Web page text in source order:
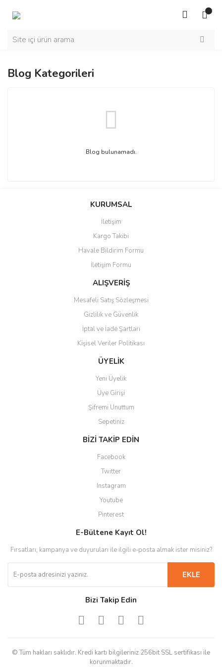
Blog Kategorileri
Blog bulunamadı.
KURUMSAL
İletişim
Kargo Takibi
Havale Bildirim Formu
İletişim Formu
ALIŞVERİŞ
Mesafeli Satış Sözleşmesi
Gizlilik ve Güvenlik
İptal ve İade Şartları
Kişisel Veriler Politikası
ÜYELİK
Yeni Üyelik
Üye Girişi
Şifremi Unuttum
Sepetiniz
BİZİ TAKİP EDİN
Facebook
Twitter
Instagram
Youtube
Pinterest
E-Bültene Kayıt Ol!
Fırsatları, kampanya ve duyuruları ile ilgili e-posta almak ister misiniz?
EKLE
Bizi Takip Edin
© Tüm hakları saklıdır. Kredi kartı bilgileriniz 256bit SSL sertifikası ile
korunmaktadır.